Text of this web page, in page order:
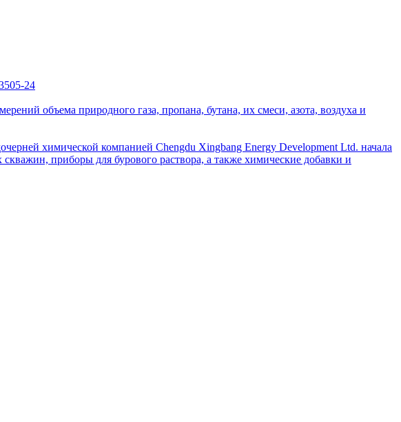
24
объема природного газа, пропана, бутана, их смеси, азота, воздуха и
химической компанией Chengdu Xingbang Energy Development Ltd. начала
приборы для бурового раствора, а также химические добавки и